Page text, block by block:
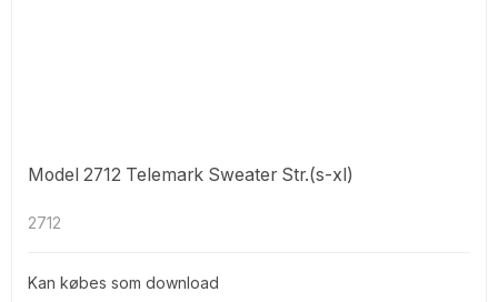
Model 2712 Telemark Sweater Str.(s-xl)
2712
Kan købes som download